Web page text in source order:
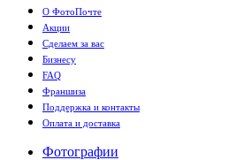
О ФотоПочте
Акции
Сделаем за вас
Бизнесу
FAQ
Франшиза
Поддержка и контакты
Оплата и доставка
Фотографии